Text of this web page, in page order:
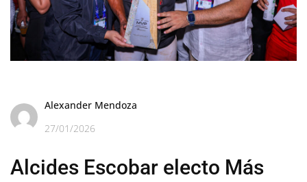
Alexander Mendoza
27/01/2026
Alcides Escobar electo Más